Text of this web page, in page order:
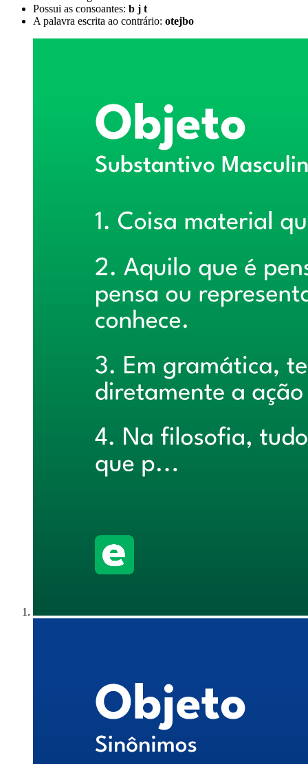
Possui as consoantes: b j t
A palavra escrita ao contrário: otejbo